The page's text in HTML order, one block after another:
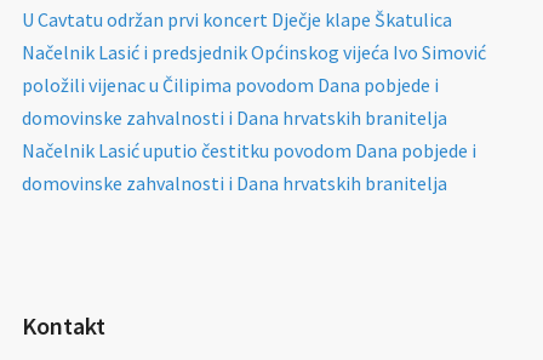
U Cavtatu održan prvi koncert Dječje klape Škatulica
Načelnik Lasić i predsjednik Općinskog vijeća Ivo Simović
položili vijenac u Čilipima povodom Dana pobjede i
domovinske zahvalnosti i Dana hrvatskih branitelja
Načelnik Lasić uputio čestitku povodom Dana pobjede i
domovinske zahvalnosti i Dana hrvatskih branitelja
Kontakt